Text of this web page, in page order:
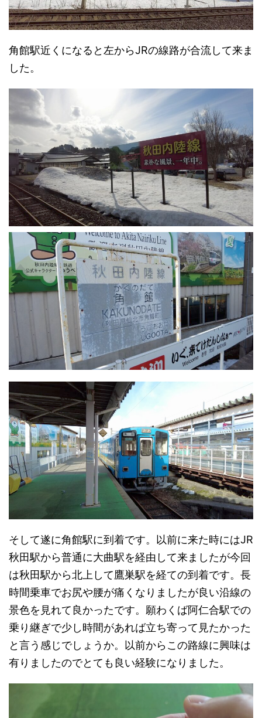
角館駅近くになると左からJRの線路が合流して来ま
した。
そして遂に角館駅に到着です。以前に来た時にはJR
秋田駅から普通に大曲駅を経由して来ましたが今回
は秋田駅から北上して鷹巣駅を経ての到着です。長
時間乗車でお尻や腰が痛くなりましたが良い沿線の
景色を見れて良かったです。願わくば阿仁合駅での
乗り継ぎで少し時間があれば立ち寄って見たかった
と言う感じでしょうか。以前からこの路線に興味は
有りましたのでとても良い経験になりました。